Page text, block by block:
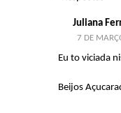
Juliana
7 DE
Eu to viciada
Beijos